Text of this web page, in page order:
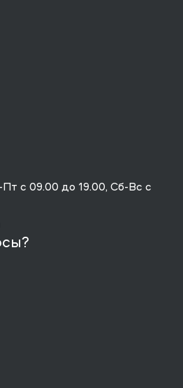
с 09.00 до 19.00, Сб-Вс с